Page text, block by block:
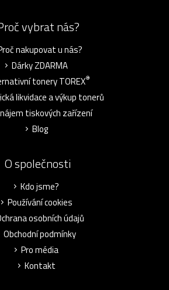
vybrat nás?
nakupovat u nás?
Dárky ZDARMA
tonery TOREX®
likvidace a výkup tonerů
tiskových zařízení
Blog
O společnosti
Kdo jsme?
Používání cookies
osobních údajů
Obchodní podmínky
Pro média
Kontakt